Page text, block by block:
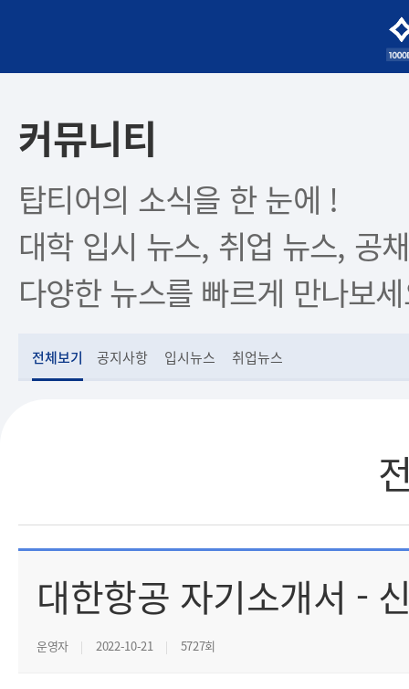
커뮤니티
탑티어의 소식을 한 눈에 !
대학 입시 뉴스, 취업 뉴스, 공
다양한 뉴스를 빠르게 만나보
전체보기 공지사항 입시뉴스 취업뉴스
대한항공 자기소개서 -
운영자 2022-10-21 5727회